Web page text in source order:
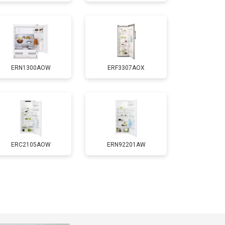
Заказать
2550 ₽ Заказать
1700 ₽ Заказать
4750 ₽ Заказать
3650 ₽
ERN1300AOW ERF3307AOX
ERC2105AOW ERN92201AW